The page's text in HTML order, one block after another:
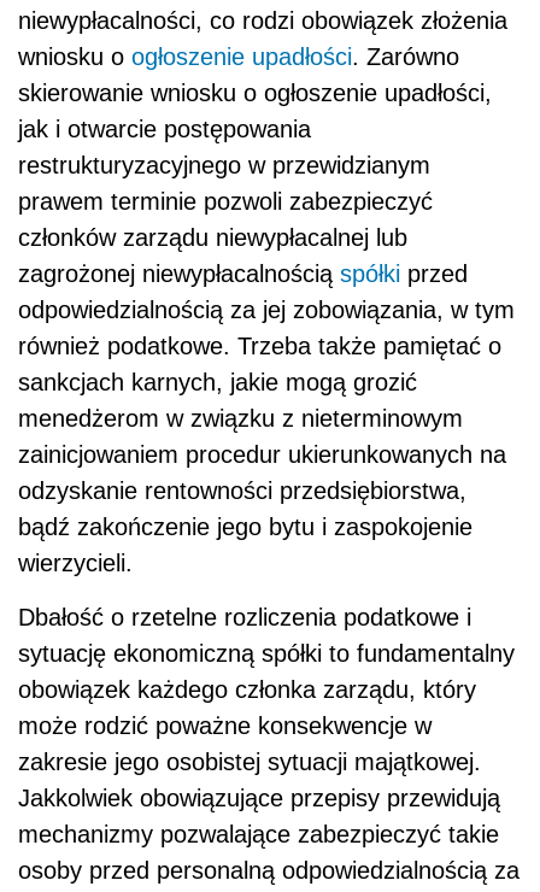
niewypłacalności, co rodzi obowiązek złożenia
wniosku o ogłoszenie upadłości. Zarówno
skierowanie wniosku o ogłoszenie upadłości,
jak i otwarcie postępowania
restrukturyzacyjnego w przewidzianym
prawem terminie pozwoli zabezpieczyć
członków zarządu niewypłacalnej lub
zagrożonej niewypłacalnością spółki przed
odpowiedzialnością za jej zobowiązania, w tym
również podatkowe. Trzeba także pamiętać o
sankcjach karnych, jakie mogą grozić
menedżerom w związku z nieterminowym
zainicjowaniem procedur ukierunkowanych na
odzyskanie rentowności przedsiębiorstwa,
bądź zakończenie jego bytu i zaspokojenie
wierzycieli.
Dbałość o rzetelne rozliczenia podatkowe i
sytuację ekonomiczną spółki to fundamentalny
obowiązek każdego członka zarządu, który
może rodzić poważne konsekwencje w
zakresie jego osobistej sytuacji majątkowej.
Jakkolwiek obowiązujące przepisy przewidują
mechanizmy pozwalające zabezpieczyć takie
osoby przed personalną odpowiedzialnością za